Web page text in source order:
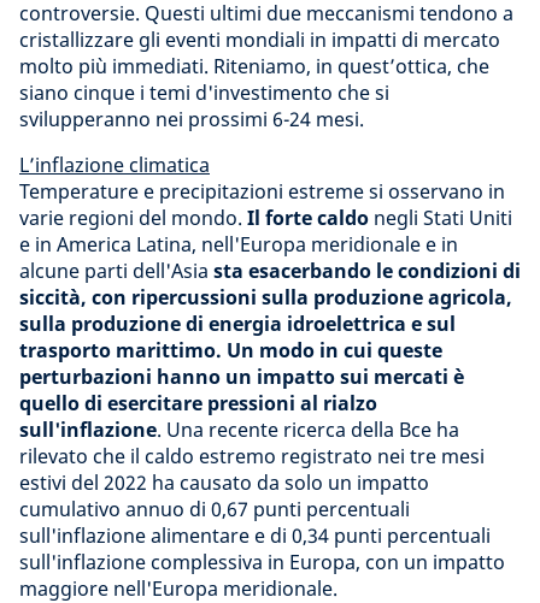
controversie. Questi ultimi due meccanismi tendono a
cristallizzare gli eventi mondiali in impatti di mercato
molto più immediati. Riteniamo, in quest’ottica, che
siano cinque i temi d'investimento che si
svilupperanno nei prossimi 6-24 mesi.
L’inflazione climatica
Temperature e precipitazioni estreme si osservano in
varie regioni del mondo. Il forte caldo negli Stati Uniti
e in America Latina, nell'Europa meridionale e in
alcune parti dell'Asia sta esacerbando le condizioni di
siccità, con ripercussioni sulla produzione agricola,
sulla produzione di energia idroelettrica e sul
trasporto marittimo. Un modo in cui queste
perturbazioni hanno un impatto sui mercati è
quello di esercitare pressioni al rialzo
sull'inflazione. Una recente ricerca della Bce ha
rilevato che il caldo estremo registrato nei tre mesi
estivi del 2022 ha causato da solo un impatto
cumulativo annuo di 0,67 punti percentuali
sull'inflazione alimentare e di 0,34 punti percentuali
sull'inflazione complessiva in Europa, con un impatto
maggiore nell'Europa meridionale.